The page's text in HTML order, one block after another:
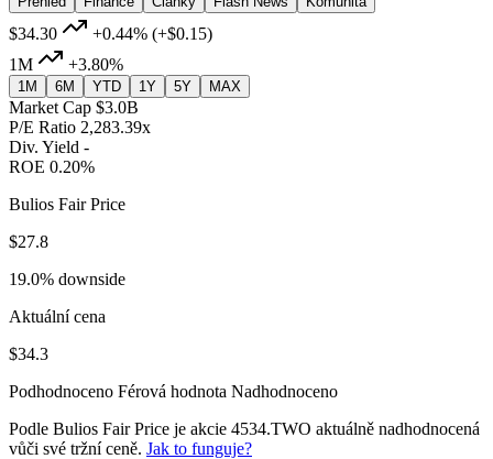
$34.30 +0.44% (+$0.15)
1M
+3.80%
1M 6M YTD 1Y 5Y MAX
Market Cap $3.0B
P/E Ratio 2,283.39x
Div. Yield -
ROE 0.20%
Bulios Fair Price
$27.8
19.0% downside
Aktuální cena
$34.3
Podhodnoceno Férová hodnota Nadhodnoceno
Podle Bulios Fair Price je akcie 4534.TWO aktuálně nadhodnocená
vůči své tržní ceně. Jak to funguje?